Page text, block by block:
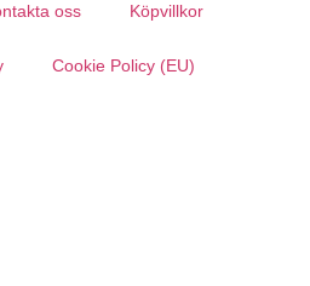
oss Köpvillkor
Cookie Policy (EU)